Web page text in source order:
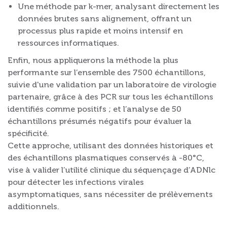
Une méthode par k-mer, analysant directement les
données brutes sans alignement, offrant un
processus plus rapide et moins intensif en
ressources informatiques.
Enfin, nous appliquerons la méthode la plus
performante sur l’ensemble des 7500 échantillons,
suivie d'une validation par un laboratoire de virologie
partenaire, grâce à des PCR sur tous les échantillons
identifiés comme positifs ; et l’analyse de 50
échantillons présumés négatifs pour évaluer la
spécificité.
Cette approche, utilisant des données historiques et
des échantillons plasmatiques conservés à -80°C,
vise à valider l’utilité clinique du séquençage d’ADNlc
pour détecter les infections virales
asymptomatiques, sans nécessiter de prélèvements
additionnels.